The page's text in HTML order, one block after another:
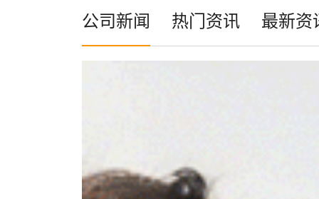
公司新闻 热门资讯 最新资